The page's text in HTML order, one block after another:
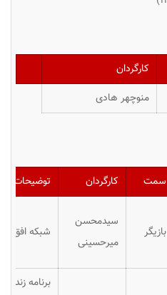
کارگردان
منوچهر هادی
سمت کارگردان توضیحات
بازیگر
سیدمحسن
میرحسینی
شبکه افق
برنامه زنده